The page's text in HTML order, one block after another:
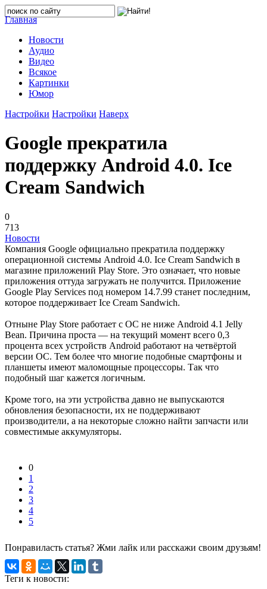
Главная
Новости
Аудио
Видео
Всякое
Картинки
Юмор
Настройки Настройки Наверх
Google прекратила
поддержку Android 4.0. Ice
Cream Sandwich
0
713
Новости
Компания Google официально прекратила поддержку
операционной системы Android 4.0. Ice Cream Sandwich в
магазине приложений Play Store. Это означает, что новые
приложения оттуда загружать не получится. Приложение
Google Play Services под номером 14.7.99 станет последним,
которое поддерживает Ice Cream Sandwich.
Отныне Play Store работает с ОС не ниже Android 4.1 Jelly
Bean. Причина проста — на текущий момент всего 0,3
процента всех устройств Android работают на четвёртой
версии ОС. Тем более что многие подобные смартфоны и
планшеты имеют маломощные процессоры. Так что
подобный шаг кажется логичным.
Кроме того, на эти устройства давно не выпускаются
обновления безопасности, их не поддерживают
производители, а на некоторые сложно найти запчасти или
совместимые аккумуляторы.
0
1
2
3
4
5
Понравиласть статья? Жми лайк или расскажи своим друзьям!
Теги к новости: